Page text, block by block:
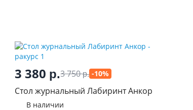
3 380 р.3 750р. -10%
Стол журнальный Лабиринт Анкор
В наличии